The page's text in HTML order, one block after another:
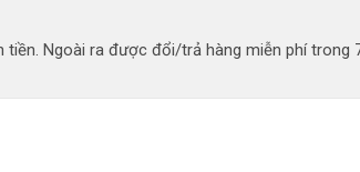
Ngoài ra được đổi/trả hàng miễn phí trong